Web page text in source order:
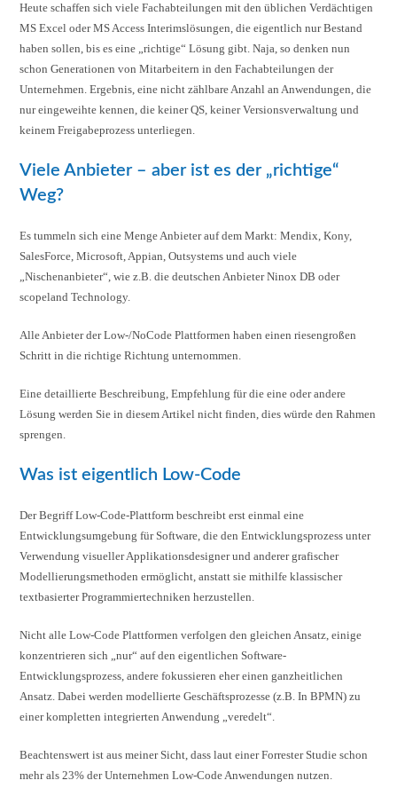
Heute schaffen sich viele Fachabteilungen mit den üblichen Verdächtigen
MS Excel oder MS Access Interimslösungen, die eigentlich nur Bestand
haben sollen, bis es eine „richtige“ Lösung gibt. Naja, so denken nun
schon Generationen von Mitarbeitern in den Fachabteilungen der
Unternehmen. Ergebnis, eine nicht zählbare Anzahl an Anwendungen, die
nur eingeweihte kennen, die keiner QS, keiner Versionsverwaltung und
keinem Freigabeprozess unterliegen.
Viele Anbieter – aber ist es der „richtige“
Weg?
Es tummeln sich eine Menge Anbieter auf dem Markt: Mendix, Kony,
SalesForce, Microsoft, Appian, Outsystems und auch viele
„Nischenanbieter“, wie z.B. die deutschen Anbieter Ninox DB oder
scopeland Technology.
Alle Anbieter der Low-/NoCode Plattformen haben einen riesengroßen
Schritt in die richtige Richtung unternommen.
Eine detaillierte Beschreibung, Empfehlung für die eine oder andere
Lösung werden Sie in diesem Artikel nicht finden, dies würde den Rahmen
sprengen.
Was ist eigentlich Low-Code
Der Begriff Low-Code-Plattform beschreibt erst einmal eine
Entwicklungsumgebung für Software, die den Entwicklungsprozess unter
Verwendung visueller Applikationsdesigner und anderer grafischer
Modellierungsmethoden ermöglicht, anstatt sie mithilfe klassischer
textbasierter Programmiertechniken herzustellen.
Nicht alle Low-Code Plattformen verfolgen den gleichen Ansatz, einige
konzentrieren sich „nur“ auf den eigentlichen Software-
Entwicklungsprozess, andere fokussieren eher einen ganzheitlichen
Ansatz. Dabei werden modellierte Geschäftsprozesse (z.B. In BPMN) zu
einer kompletten integrierten Anwendung „veredelt“.
Beachtenswert ist aus meiner Sicht, dass laut einer Forrester Studie schon
mehr als 23% der Unternehmen Low-Code Anwendungen nutzen.